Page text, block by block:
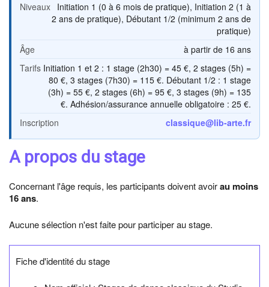
Niveaux Initiation 1 (0 à 6 mois de pratique), Initiation 2 (1 à
2 ans de pratique), Débutant 1/2 (minimum 2 ans de
pratique)
Âge
à partir de 16 ans
Tarifs Initiation 1 et 2 : 1 stage (2h30) = 45 €, 2 stages (5h) =
80 €, 3 stages (7h30) = 115 €. Débutant 1/2 : 1 stage
(3h) = 55 €, 2 stages (6h) = 95 €, 3 stages (9h) = 135
€. Adhésion/assurance annuelle obligatoire : 25 €.
Inscription
classique@lib-arte.fr
A propos du stage
Concernant l'âge requis, les participants doivent avoirau moins
16 ans.
Aucune sélection n'est faite pour participer au stage.
Fiche d'identité du stage